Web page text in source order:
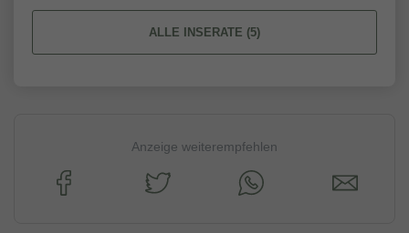
ALLE INSERATE (5)
Anzeige weiterempfehlen